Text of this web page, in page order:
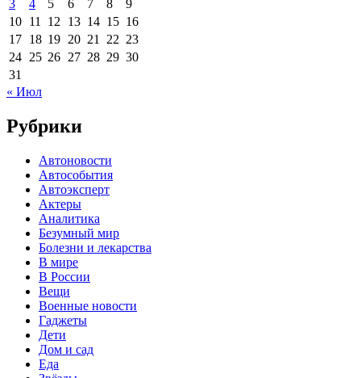
3 4 5 6 7 8
9
10 11 12 13 14 15 16
17 18 19 20 21 22 23
24 25 26 27 28 29 30
31
« Июл
Рубрики
Автоновости
Автособытия
Автоэксперт
Актеры
Аналитика
Безумный мир
Болезни и лекарства
В мире
В России
Вещи
Военные новости
Гаджеты
Дети
Дом и сад
Еда